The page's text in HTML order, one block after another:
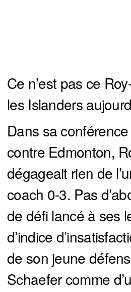
Ce n’est pas ce
les Islanders
Dans sa conférence
contre Edmonton,
dégageait rien de
coach 0-3. Pas
de défi lancé à ses
d’indice
de son jeune
Schaefer comme